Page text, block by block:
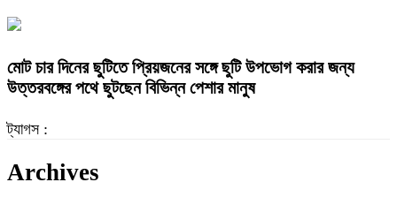
মোট চার দিনের ছুটিতে প্রিয়জনের সঙ্গে ছুটি উপভোগ করার জন্য
উত্তরবঙ্গের পথে ছুটছেন বিভিন্ন পেশার মানুষ
ট্যাগস :
Archives